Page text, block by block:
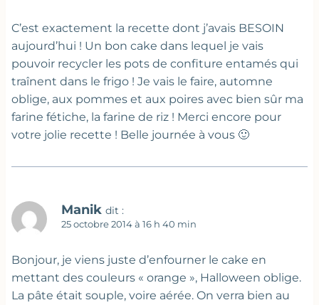
C’est exactement la recette dont j’avais BESOIN
aujourd’hui ! Un bon cake dans lequel je vais
pouvoir recycler les pots de confiture entamés qui
traînent dans le frigo ! Je vais le faire, automne
oblige, aux pommes et aux poires avec bien sûr ma
farine fétiche, la farine de riz ! Merci encore pour
votre jolie recette ! Belle journée à vous 🙂
Manik dit :
25 octobre 2014 à 16 h 40 min
Bonjour, je viens juste d’enfourner le cake en
mettant des couleurs « orange », Halloween oblige.
La pâte était souple, voire aérée. On verra bien au